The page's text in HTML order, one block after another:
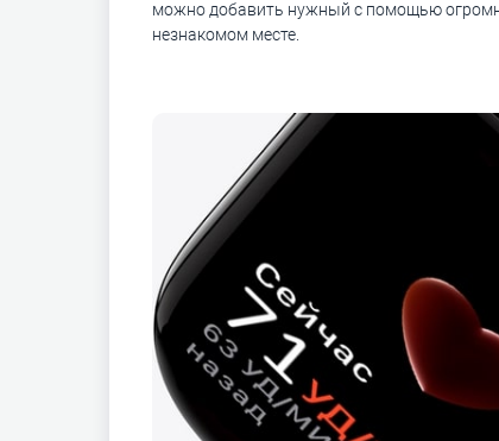
можно добавить нужный с помощью
незнакомом месте.